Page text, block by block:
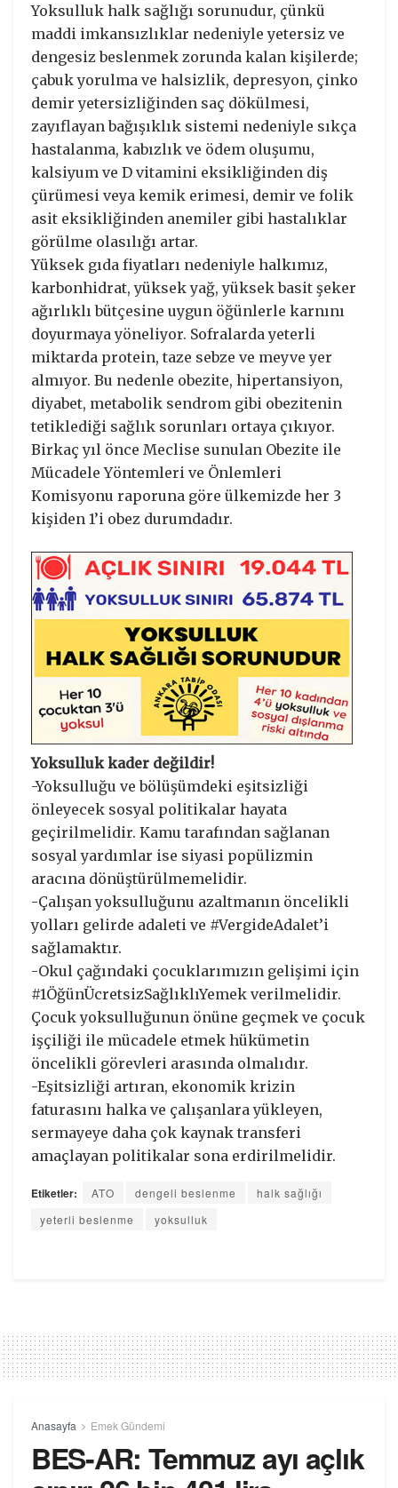
Yoksulluk halk sağlığı sorunudur, çünkü
maddi imkansızlıklar nedeniyle yetersiz ve
dengesiz beslenmek zorunda kalan kişilerde;
çabuk yorulma ve halsizlik, depresyon, çinko
demir yetersizliğinden saç dökülmesi,
zayıflayan bağışıklık sistemi nedeniyle sıkça
hastalanma, kabızlık ve ödem oluşumu,
kalsiyum ve D vitamini eksikliğinden diş
çürümesi veya kemik erimesi, demir ve folik
asit eksikliğinden anemiler gibi hastalıklar
görülme olasılığı artar.
Yüksek gıda fiyatları nedeniyle halkımız,
karbonhidrat, yüksek yağ, yüksek basit şeker
ağırlıklı bütçesine uygun öğünlerle karnını
doyurmaya yöneliyor. Sofralarda yeterli
miktarda protein, taze sebze ve meyve yer
almıyor. Bu nedenle obezite, hipertansiyon,
diyabet, metabolik sendrom gibi obezitenin
tetiklediği sağlık sorunları ortaya çıkıyor.
Birkaç yıl önce Meclise sunulan Obezite ile
Mücadele Yöntemleri ve Önlemleri
Komisyonu raporuna göre ülkemizde her 3
kişiden 1’i obez durumdadır.
Yoksulluk kader değildir!
-Yoksulluğu ve bölüşümdeki eşitsizliği
önleyecek sosyal politikalar hayata
geçirilmelidir. Kamu tarafından sağlanan
sosyal yardımlar ise siyasi popülizmin
aracına dönüştürülmemelidir.
-Çalışan yoksulluğunu azaltmanın öncelikli
yolları gelirde adaleti ve #VergideAdalet’i
sağlamaktır.
-Okul çağındaki çocuklarımızın gelişimi için
#1ÖğünÜcretsizSağlıklıYemek verilmelidir.
Çocuk yoksulluğunun önüne geçmek ve çocuk
işçiliği ile mücadele etmek hükümetin
öncelikli görevleri arasında olmalıdır.
-Eşitsizliği artıran, ekonomik krizin
faturasını halka ve çalışanlara yükleyen,
sermayeye daha çok kaynak transferi
amaçlayan politikalar sona erdirilmelidir.
Etiketler: ATO dengeli beslenme
halk sağlığı
yeterli beslenme
yoksulluk
Anasayfa Emek Gündemi
BES-AR: Temmuz ayı açlık